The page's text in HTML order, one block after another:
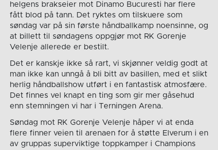
helgens brakseier mot Dinamo Bucuresti har flere
fått blod på tann. Det ryktes om tilskuere som
søndag var på sin første håndballkamp noensinne, og
at billett til søndagens oppgjør mot RK Gorenje
Velenje allerede er bestilt.
Det er kanskje ikke så rart, vi skjønner veldig godt at
man ikke kan unngå å bli bitt av basillen, med et slikt
herlig håndballshow utført i en fantastisk atmosfære.
Det finnes vel knapt en ting som gir mer gåsehud
enn stemningen vi har i Terningen Arena.
Søndag mot RK Gorenje Velenje håper vi at enda
flere finner veien til arenaen for å støtte Elverum i en
av gruppas superviktige toppkamper i Champions